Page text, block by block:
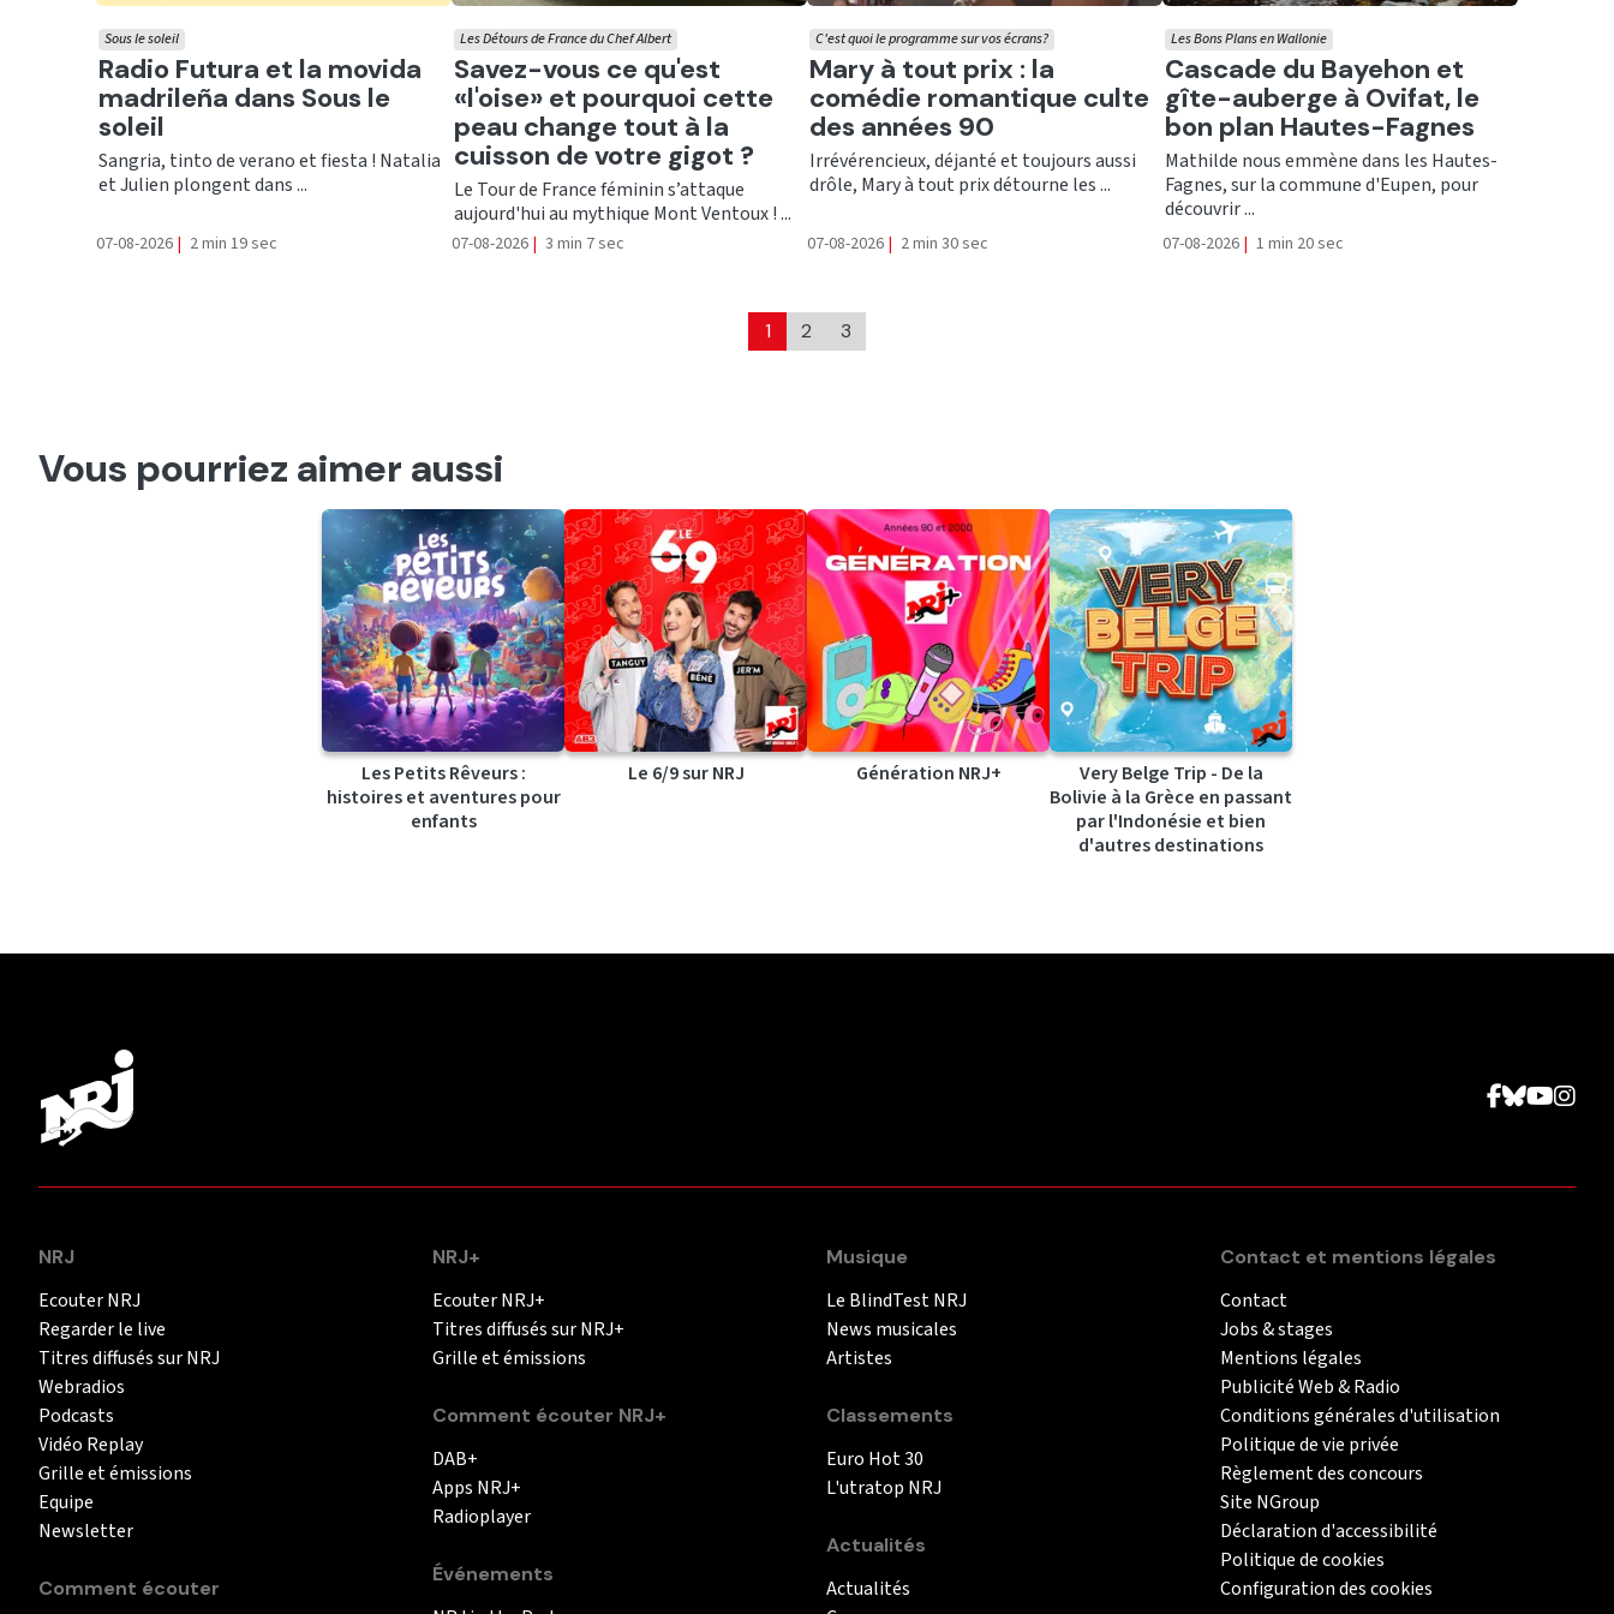
Ecouter
Radio Futura et la movida
madrileña dans Sous le
soleil
Sous le soleil
Sangria, tinto de verano et fiesta ! Natalia
et Julien plongent dans ...
07-08-2026 | 2 min 19 sec
Ecouter
Savez-vous ce qu'est
«l'oise» et pourquoi cette
peau change tout à la
cuisson de votre gigot ?
Les Détours de France du Chef Albert
Le Tour de France féminin s’attaque
aujourd'hui au mythique Mont Ventoux ! ...
07-08-2026 | 3 min 7 sec
Ecouter
Mary à tout prix : la
comédie romantique culte
des années 90
C'est quoi le programme sur vos écrans?
Irrévérencieux, déjanté et toujours aussi
drôle, Mary à tout prix détourne les ...
07-08-2026 | 2 min 30 sec
Ecouter
Cascade du Bayehon et
gîte-auberge à Ovifat, le
bon plan Hautes-Fagnes
Les Bons Plans en Wallonie
Mathilde nous emmène dans les Hautes-
Fagnes, sur la commune d'Eupen, pour
découvrir ...
07-08-2026 | 1 min 20 sec
1 2 3
Vous pourriez aimer aussi
Les Petits Rêveurs :
histoires et aventures pour
enfants
Le 6/9 sur NRJ Génération NRJ+
Very Belge Trip - De la
Bolivie à la Grèce en passant
par l'Indonésie et bien
d'autres destinations
NRJ
Ecouter NRJ
Regarder le live
Titres diffusés sur NRJ
Webradios
Podcasts
Vidéo Replay
Grille et émissions
Equipe
Newsletter
Comment écouter
NRJ+
Ecouter NRJ+
Titres diffusés sur NRJ+
Grille et émissions
Comment écouter NRJ+
DAB+
Apps NRJ+
Radioplayer
Événements
Musique
Le BlindTest NRJ
News musicales
Artistes
Classements
Euro Hot 30
L'utratop NRJ
Actualités
Actualités
Contact et mentions légales
Contact
Jobs & stages
Mentions légales
Publicité Web & Radio
Conditions générales d'utilisation
Politique de vie privée
Règlement des concours
Site NGroup
Déclaration d'accessibilité
Politique de cookies
Configuration des cookies